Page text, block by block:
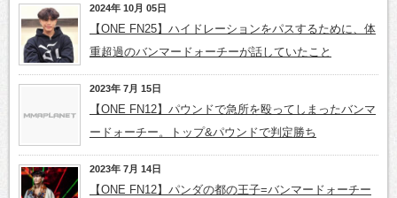
2024年 10月 05日
【ONE FN25】ハイドレーションをパスするために、体
重超過のバンマードォーチーが話していたこと
2023年 7月 15日
【ONE FN12】パウンドで急所を殴ってしまったバンマ
ードォーチー。トップ&パウンドで判定勝ち
2023年 7月 14日
【ONE FN12】パンダの都の王子=バンマードォーチー